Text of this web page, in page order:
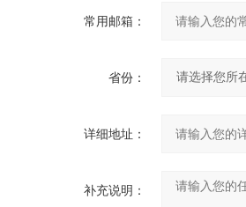
常用邮箱：
省份：
详细地址：
补充说明：